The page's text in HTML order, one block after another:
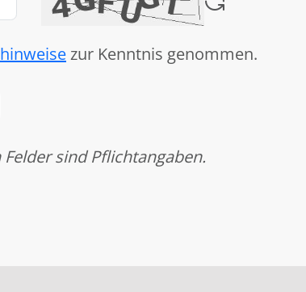
zur Kenntnis genommen.
sind Pflichtangaben.